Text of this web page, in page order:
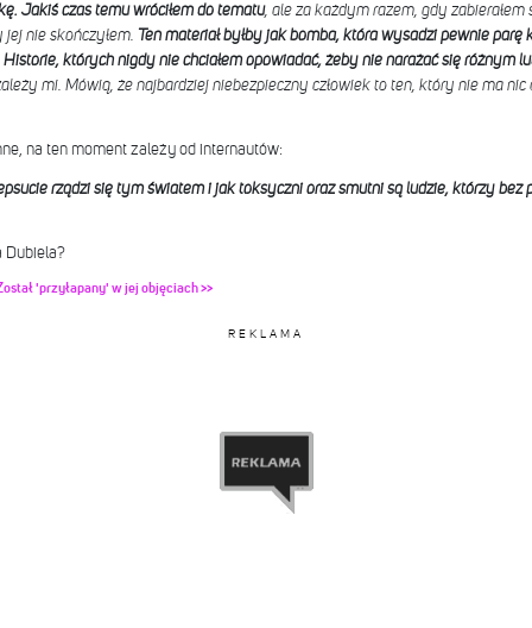
Jakiś czas temu wróciłem do tematu, ale za każdym razem, gdy zabierałem
nie skończyłem. Ten materiał byłby jak bomba, która wysadzi pewnie
których nigdy nie chciałem opowiadać, żeby nie narażać się różnym
mi. Mówią, że najbardziej niebezpieczny człowiek to ten, który nie ma
na ten moment zależy od internautów:
rządzi się tym światem i jak toksyczni oraz smutni są ludzie, którzy bez
Dubiela?
'przyłapany' w jej objęciach >>
REKLAMA